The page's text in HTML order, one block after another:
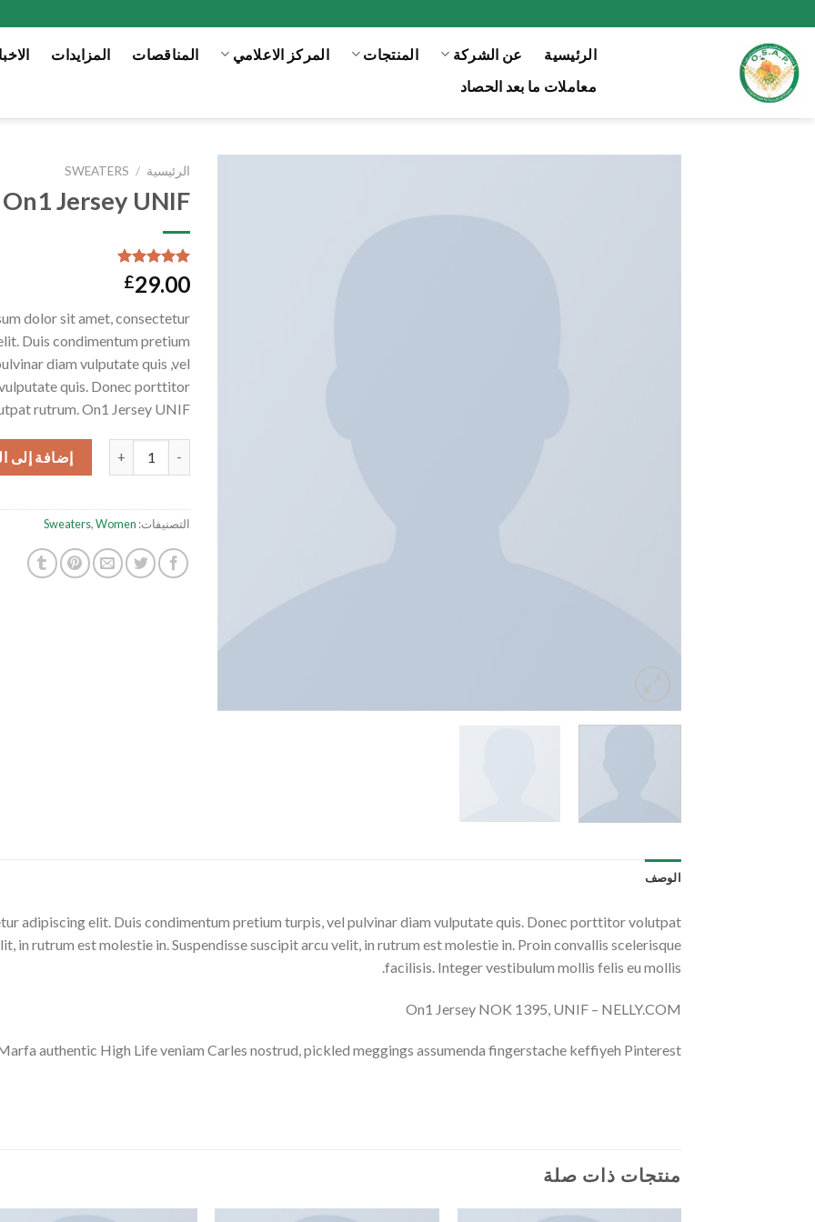
to
content
الرئيسية عن الشركة المنتجات المركز الاعلامي المناقصات المزايدات
معاملات ما بعد الحصاد
الرئيسية /
SWEATERS
On1 Jersey UNIF
تم التقييم
بـ5.00 من
تقييم عميل
واحد
£29.00
dolor sit amet, consectetur
Duis condimentum pretium
diam vulputate quis ,vel
quis. Donec porttitor
rutrum. On1 Jersey UNIF.
إضافة إلى
التصنيفات: Sweaters,Women
الوصف
adipiscing elit. Duis condimentum pretium turpis, vel pulvinar diam vulputate quis. Donec porttitor volutpat
in rutrum est molestie in. Suspendisse suscipit arcu velit, in rutrum est molestie in. Proin convallis scelerisque
facilisis. Integer vestibulum mollis felis eu mollis.
On1 Jersey NOK 1395, UNIF – NELLY.COM
authentic High Life veniam Carles nostrud, pickled meggings assumenda fingerstache keffiyeh Pinterest.
منتجات ذات صلة